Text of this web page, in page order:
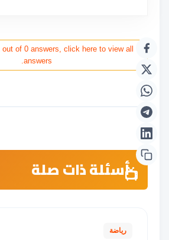
out of 0 answers, click here to view all
answers.
أسئلة ذات صلة
رياضة